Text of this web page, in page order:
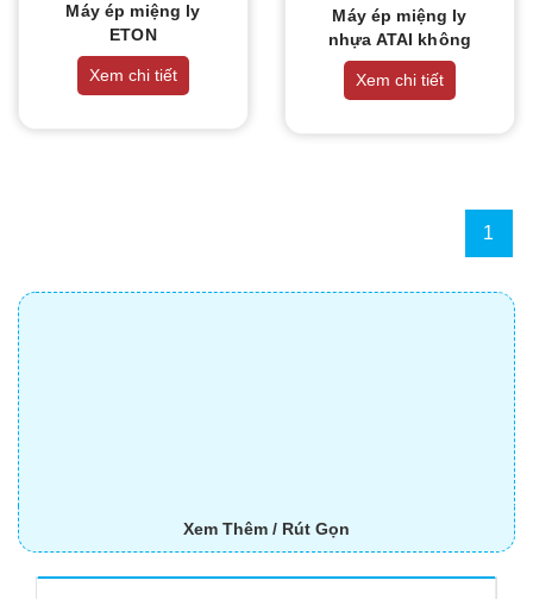
Máy ép miệng ly
ETON
Xem chi tiết
Máy ép miệng ly
nhựa ATAI không
số
Xem chi tiết
1
Xem Thêm / Rút Gọn
THIẾT BỊ NHÀ BẾP CAO CẤP
UNCATEGORIZED